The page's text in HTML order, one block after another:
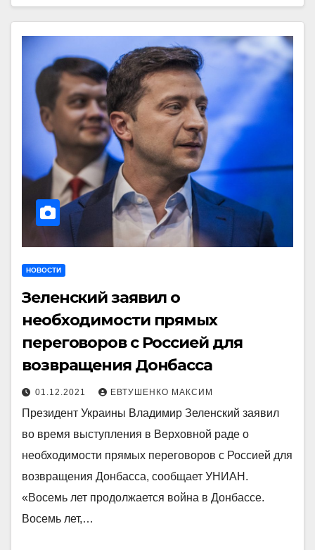
НОВОСТИ
Зеленский заявил о
необходимости прямых
переговоров с Россией для
возвращения Донбасса
01.12.2021 ЕВТУШЕНКО МАКСИМ
Президент Украины Владимир Зеленский заявил
во время выступления в Верховной раде о
необходимости прямых переговоров с Россией для
возвращения Донбасса, сообщает УНИАН.
«Восемь лет продолжается война в Донбассе.
Восемь лет,…